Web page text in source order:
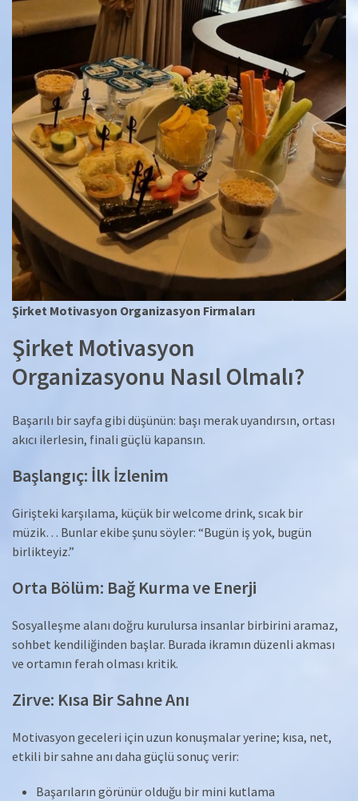
Şirket Motivasyon Organizasyon Firmaları
Şirket Motivasyon
Organizasyonu Nasıl Olmalı?
Başarılı bir sayfa gibi düşünün: başı merak uyandırsın, ortası
akıcı ilerlesin, finali güçlü kapansın.
Başlangıç: İlk İzlenim
Girişteki karşılama, küçük bir welcome drink, sıcak bir
müzik… Bunlar ekibe şunu söyler: “Bugün iş yok, bugün
birlikteyiz.”
Orta Bölüm: Bağ Kurma ve Enerji
Sosyalleşme alanı doğru kurulursa insanlar birbirini aramaz,
sohbet kendiliğinden başlar. Burada ikramın düzenli akması
ve ortamın ferah olması kritik.
Zirve: Kısa Bir Sahne Anı
Motivasyon geceleri için uzun konuşmalar yerine; kısa, net,
etkili bir sahne anı daha güçlü sonuç verir:
Başarıların görünür olduğu bir mini kutlama